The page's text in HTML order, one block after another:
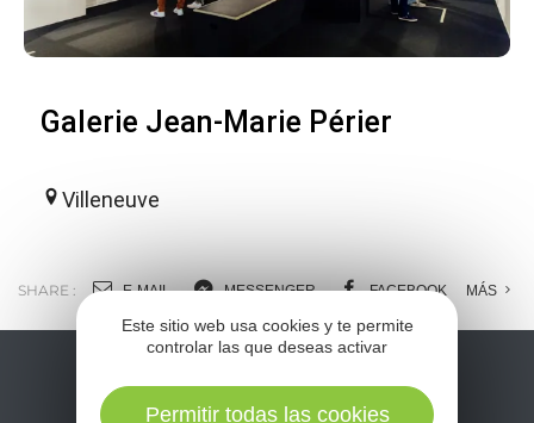
Galerie Jean-Marie Périer
Villeneuve
SHARE : E-MAIL MESSENGER FACEBOOK MÁS
Este sitio web usa cookies y te permite
controlar las que deseas activar
Permitir todas las cookies